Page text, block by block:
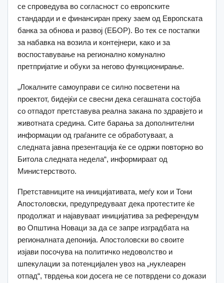
се спроведува во согласност со европските
стандарди и е финансиран преку заем од Европската
банка за обнова и развој (ЕБОР). Во тек се постапки
за набавка на возила и контејнери, како и за
воспоставување на регионално комунално
претпријатие и обуки за негово функционирање.
„Локалните самоуправи се силно посветени на
проектот, бидејќи се свесни дека сегашната состојба
со отпадот претставува реална закана по здравјето и
животната средина. Сите барања за дополнителни
информации од граѓаните се обработуваат, а
следната јавна презентација ќе се одржи повторно во
Битола следната недела“, информираат од
Министерството.
Претставниците на иницијативата, меѓу кои и Тони
Апостоловски, предупредуваат дека протестите ќе
продолжат и најавуваат иницијатива за референдум
во Општина Новаци за да се запре изградбата на
регионалната депонија. Апостоловски во своите
изјави посочува на политичко недоволство и
шпекулации за потенцијален увоз на „нуклеарен
отпад“, тврдења кои досега не се потврдени со докази